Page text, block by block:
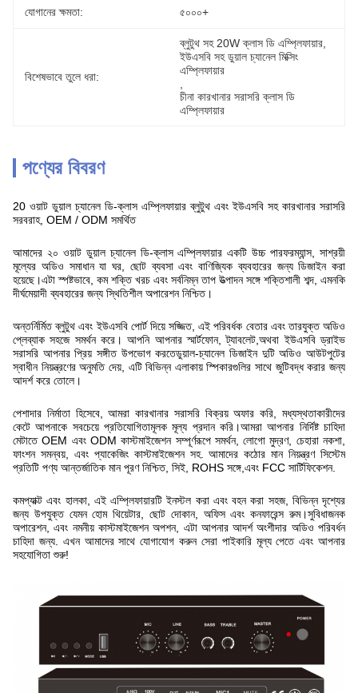
যোগানের ক্ষমতা: ৫০০০+
বিশেষভাবে তুলে ধরা:
ব্লুটুথ সহ 20W ক্লাস ডি এম্প্লিফায়ার
ইউএসবি সহ ডুয়াল চ্যানেল মিক্সিং
এম্প্লিফায়ার
চীনা কারখানার সরাসরি ক্লাস ডি
এম্প্লিফায়ার
পণ্যের বিবরণ
20 ওয়াট ডুয়াল চ্যানেল ডি-ক্লাস এম্প্লিফায়ার ব্লুটুথ এবং ইউএসবি সহ কারখানার সরাসরি
সরবরাহ, OEM / ODM সমর্থিত
আমাদের ২০ ওয়াট ডুয়াল চ্যানেল ডি-ক্লাস এম্প্লিফায়ার একটি উচ্চ পারফরম্যান্স, সাশ্রয়ী
মূল্যের অডিও সমাধান যা ঘর, ছোট ব্যবসা এবং বাণিজ্যিক ব্যবহারের জন্য ডিজাইন করা
হয়েছে।এটা স্পষ্টভাবে, কম শক্তি খরচ এবং সর্বনিম্ন তাপ উত্পাদন সঙ্গে শক্তিশালী শব্দ, এমনকি
দীর্ঘমেয়াদী ব্যবহারের জন্য স্থিতিশীল অপারেশন নিশ্চিত।
অন্তর্নির্মিত ব্লুটুথ এবং ইউএসবি পোর্ট দিয়ে সজ্জিত, এই পরিবর্ধক বেতার এবং তারযুক্ত অডিও
প্লেব্যাক সহজে সমর্থন করে। আপনি আপনার স্মার্টফোন, ট্যাবলেট,অথবা ইউএসবি ড্রাইভ
সরাসরি আপনার প্রিয় সঙ্গীত উপভোগ করতেডুয়াল-চ্যানেল ডিজাইন দুটি অডিও আউটপুটের
স্বাধীন নিয়ন্ত্রণের অনুমতি দেয়, এটি বিভিন্ন এলাকায় স্পিকারগুলির সাথে জুটিবদ্ধ করার জন্য
আদর্শ করে তোলে।
পেশাদার নির্মাতা হিসেবে, আমরা কারখানার সরাসরি বিক্রয় অফার করি, মধ্যস্থতাকারীদের
কেটে আপনাকে সবচেয়ে প্রতিযোগিতামূলক মূল্য প্রদান করি।আমরা আপনার নির্দিষ্ট চাহিদা
মেটাতে OEM এবং ODM কাস্টমাইজেশন সম্পূর্ণরূপে সমর্থন, লোগো মুদ্রণ, চেহারা নকশা,
ফাংশন সমন্বয়, এবং প্যাকেজিং কাস্টমাইজেশন সহ. আমাদের কঠোর মান নিয়ন্ত্রণ সিস্টেম
প্রতিটি পণ্য আন্তর্জাতিক মান পূরণ নিশ্চিত, সিই, ROHS সঙ্গে,এবং FCC সার্টিফিকেশন.
কমপ্যাক্ট এবং হালকা, এই এম্প্লিফায়ারটি ইনস্টল করা এবং বহন করা সহজ, বিভিন্ন দৃশ্যের
জন্য উপযুক্ত যেমন হোম থিয়েটার, ছোট দোকান, অফিস এবং কনফারেন্স রুম।সুবিধাজনক
অপারেশন, এবং নমনীয় কাস্টমাইজেশন অপশন, এটা আপনার আদর্শ অংশীদার অডিও পরিবর্ধন
চাহিদা জন্য. এখন আমাদের সাথে যোগাযোগ করুন সেরা পাইকারি মূল্য পেতে এবং আপনার
সহযোগিতা শুরু!